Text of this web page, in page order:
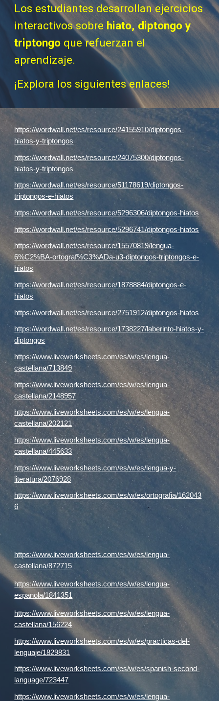
Los estudiantes desarrollan ejercicios
interactivos sobre hiato, diptongo y
triptongo que refuerzan el
aprendizaje.
¡Explora los siguientes enlaces!
https://wordwall.net/es/resource/24155910/diptongos-
hiatos-y-triptongos
https://wordwall.net/es/resource/24075300/diptongos-
hiatos-y-triptongos
https://wordwall.net/es/resource/51178619/diptongos-
triptongos-e-hiatos
https://wordwall.net/es/resource/5296306/diptongos-hiatos
https://wordwall.net/es/resource/5296741/diptongos-hiatos
https://wordwall.net/es/resource/15570819/lengua-
6%C2%BA-ortograf%C3%ADa-u3-diptongos-triptongos-e-
hiatos
https://wordwall.net/es/resource/1878884/diptongos-e-
hiatos
https://wordwall.net/es/resource/2751912/diptongos-hiatos
https://wordwall.net/es/resource/1738227/laberinto-hiatos-y-
diptongos
https://www.liveworksheets.com/es/w/es/lengua-
castellana/713849
https://www.liveworksheets.com/es/w/es/lengua-
castellana/2148957
https://www.liveworksheets.com/es/w/es/lengua-
castellana/202121
https://www.liveworksheets.com/es/w/es/lengua-
castellana/445633
https://www.liveworksheets.com/es/w/es/lengua-y-
literatura/2076928
https://www.liveworksheets.com/es/w/es/ortografia/162043
6
https://www.liveworksheets.com/es/w/es/lengua-
castellana/872715
https://www.liveworksheets.com/es/w/es/lengua-
espanola/1841351
https://www.liveworksheets.com/es/w/es/lengua-
castellana/156224
https://www.liveworksheets.com/es/w/es/practicas-del-
lenguaje/1829831
https://www.liveworksheets.com/es/w/es/spanish-second-
language/723447
https://www.liveworksheets.com/es/w/es/lengua-